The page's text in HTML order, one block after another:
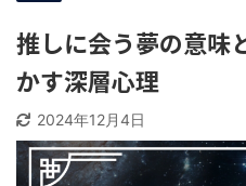
推しに会う夢の意味
かす深層心理
2024年12月4日